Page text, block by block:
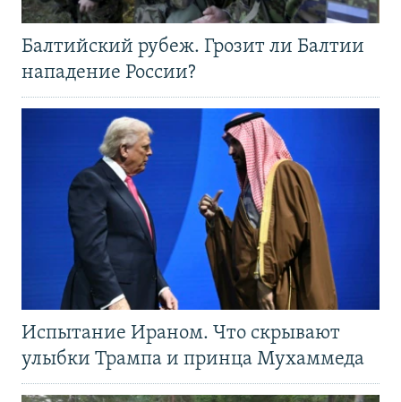
Балтийский рубеж. Грозит ли Балтии
нападение России?
Испытание Ираном. Что скрывают
улыбки Трампа и принца Мухаммеда